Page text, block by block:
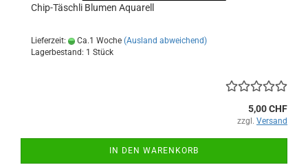
Chip-Täschli Blumen Aquarell
Lieferzeit: Ca.1 Woche (Ausland abweichend)
Lagerbestand: 1 Stück
5,00 CHF
zzgl. Versand
IN DEN WARENKORB